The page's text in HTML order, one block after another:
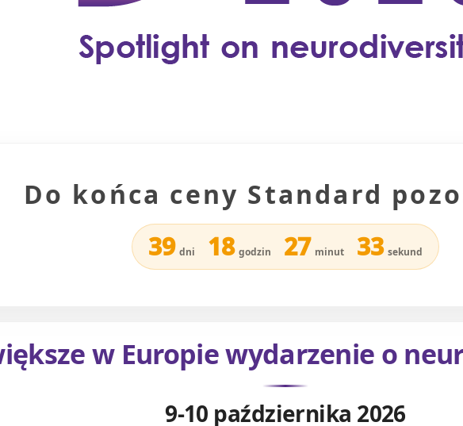
Do końca ceny Standard
39 dni 18 godzin 27 minut 31 sekund
w Europie wydarzenie o
9-10 października 2026